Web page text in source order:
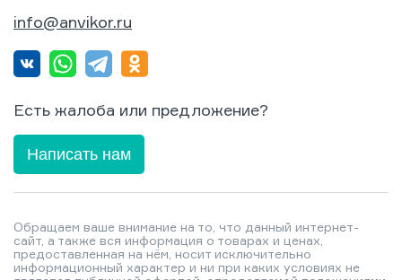
info@anvikor.ru
Есть жалоба или предложение?
Написать нам
Обращаем ваше внимание на то, что данный интернет-
сайт, а также вся информация о товарах и ценах,
предоставленная на нём, носит исключительно
информационный характер и ни при каких условиях не